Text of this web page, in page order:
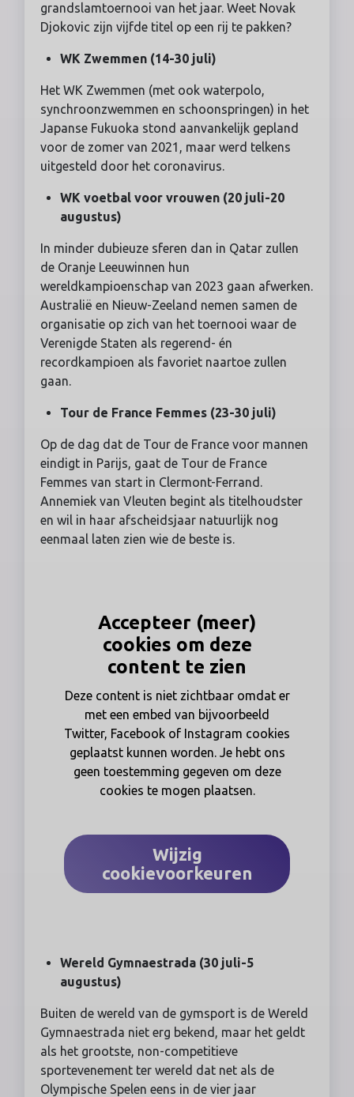
grandslamtoernooi van het jaar. Weet Novak
Djokovic zijn vijfde titel op een rij te pakken?
WK Zwemmen (14-30 juli)
Het WK Zwemmen (met ook waterpolo,
synchroonzwemmen en schoonspringen) in het
Japanse Fukuoka stond aanvankelijk gepland
voor de zomer van 2021, maar werd telkens
uitgesteld door het coronavirus.
WK voetbal voor vrouwen (20 juli-20
augustus)
In minder dubieuze sferen dan in Qatar zullen
de Oranje Leeuwinnen hun
wereldkampioenschap van 2023 gaan afwerken.
Australië en Nieuw-Zeeland nemen samen de
organisatie op zich van het toernooi waar de
Verenigde Staten als regerend- én
recordkampioen als favoriet naartoe zullen
gaan.
Tour de France Femmes (23-30 juli)
Op de dag dat de Tour de France voor mannen
eindigt in Parijs, gaat de Tour de France
Femmes van start in Clermont-Ferrand.
Annemiek van Vleuten begint als titelhoudster
en wil in haar afscheidsjaar natuurlijk nog
eenmaal laten zien wie de beste is.
Accepteer (meer)
cookies om deze
content te zien
Deze content is niet zichtbaar omdat er
met een embed van bijvoorbeeld
Twitter, Facebook of Instagram cookies
geplaatst kunnen worden. Je hebt ons
geen toestemming gegeven om deze
cookies te mogen plaatsen.
Wijzig
cookievoorkeuren
Wereld Gymnaestrada (30 juli-5
augustus)
Buiten de wereld van de gymsport is de Wereld
Gymnaestrada niet erg bekend, maar het geldt
als het grootste, non-competitieve
sportevenement ter wereld dat net als de
Olympische Spelen eens in de vier jaar